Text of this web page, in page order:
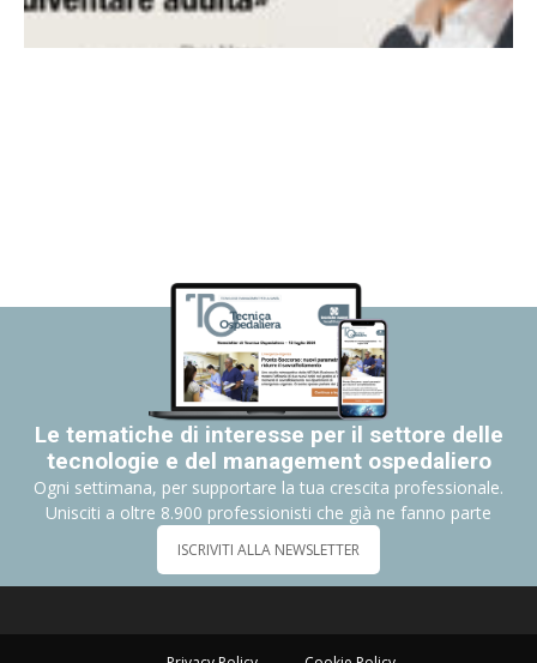
Le tematiche di interesse per il settore delle
tecnologie e del management ospedaliero
Ogni settimana, per supportare la tua crescita professionale.
Unisciti a oltre 8.900 professionisti che già ne fanno parte
ISCRIVITI ALLA NEWSLETTER